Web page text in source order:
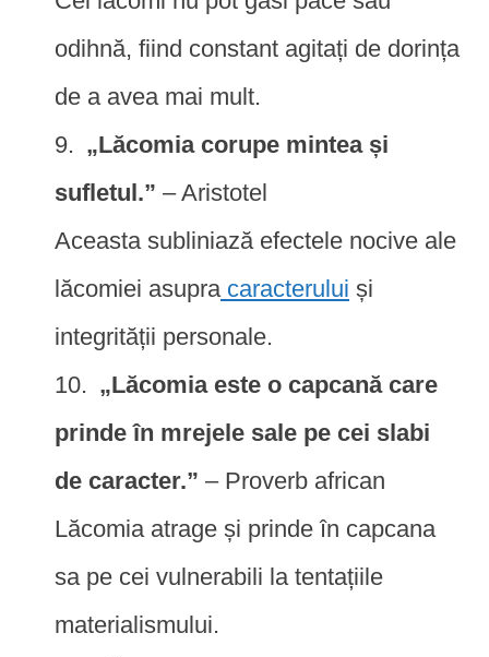
odihnă, fiind constant agitați de dorința
de a avea mai mult.
„Lăcomia corupe mintea și
sufletul.” – Aristotel
Aceasta subliniază efectele nocive ale
lăcomiei asupra caracterului și
integrității personale.
„Lăcomia este o capcană care
prinde în mrejele sale pe cei slabi
de caracter.” – Proverb african
Lăcomia atrage și prinde în capcana
sa pe cei vulnerabili la tentațiile
materialismului.